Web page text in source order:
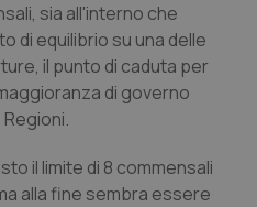
sia all'interno che
di equilibrio su una delle
il punto di caduta per
di governo
il limite di 8 commensali
alla fine sembra essere